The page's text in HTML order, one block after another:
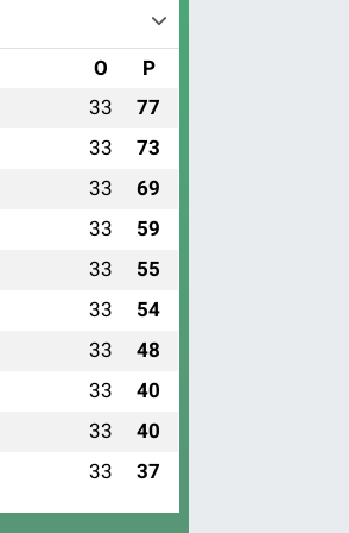
O P
33 77
33 73
33 69
33 59
33 55
33 54
33 48
33 40
33 40
33 37